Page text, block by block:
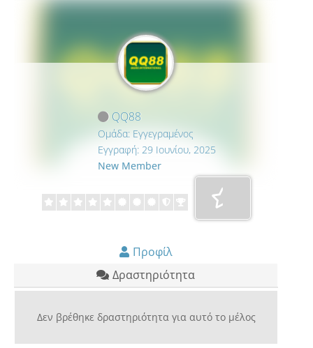
QQ88
Ομάδα: Εγγεγραμένος
Εγγραφή: 29 Ιουνίου, 2025
New Member
Προφίλ
Δραστηριότητα
Δεν βρέθηκε δραστηριότητα για αυτό το μέλος